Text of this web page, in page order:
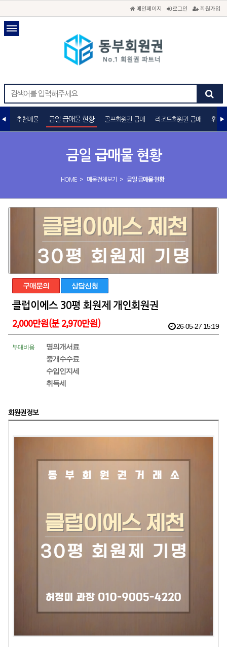
메인페이지 로그인 회원가입
금일 급매물 현황
HOME > 매물전체보기 > 금일 급매물 현황
추천매물 금일 급매물 현황 골프회원권 급매 리조트회원권 급매 휘트
구매문의 상담신청
클럽이에스 30평 회원제 개인회원권
2,000만원(분 2,970만원)
부대비용
명의개서료
중개수수료
수입인지세
취득세
26-05-27 15:19
회원권정보